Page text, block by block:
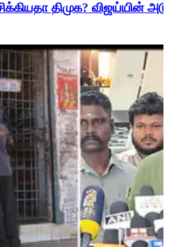
திமுக? விஜய்யின்